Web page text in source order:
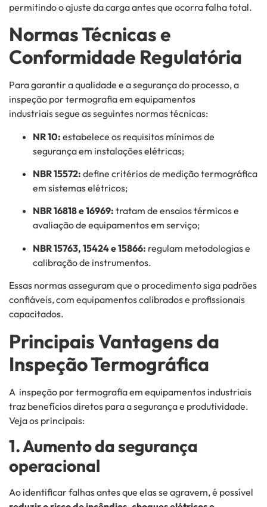
permitindo o ajuste da carga antes que ocorra falha total.
Normas Técnicas e
Conformidade Regulatória
Para garantir a qualidade e a segurança do processo, a
inspeção por termografia em equipamentos
industriaissegue as seguintes normas técnicas:
NR 10: estabelece os requisitos mínimos de
segurança em instalações elétricas;
NBR 15572: define critérios de medição termográfica
em sistemas elétricos;
NBR 16818 e 16969: tratam de ensaios térmicos e
avaliação de equipamentos em serviço;
NBR 15763, 15424 e 15866: regulam metodologias e
calibração de instrumentos.
Essas normas asseguram que o procedimento siga padrões
confiáveis, com equipamentos calibrados e profissionais
capacitados.
Principais Vantagens da
Inspeção Termográfica
A inspeção por termografia em equipamentos industriais
traz benefícios diretos para a segurança e produtividade.
Veja os principais:
1. Aumento da segurança
operacional
Ao identificar falhas antes que elas se agravem, é possível